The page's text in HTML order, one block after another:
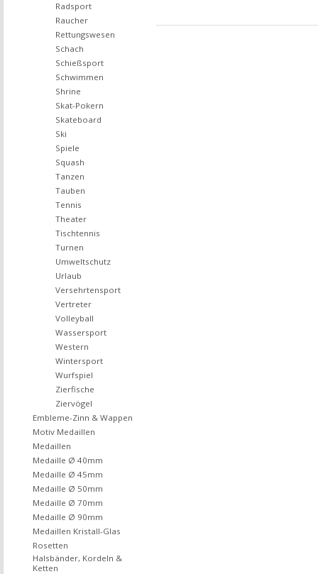
Radsport
Raucher
Rettungswesen
Schach
Schießsport
Schwimmen
Shrine
Skat-Pokern
Skateboard
Ski
Spiele
Squash
Tanzen
Tauben
Tennis
Theater
Tischtennis
Turnen
Umweltschutz
Urlaub
Versehrtensport
Vertreter
Volleyball
Wassersport
Western
Wintersport
Wurfspiel
Zierfische
Ziervögel
Embleme-Zinn & Wappen
Motiv Medaillen
Medaillen
Medaille Ø 40mm
Medaille Ø 45mm
Medaille Ø 50mm
Medaille Ø 70mm
Medaille Ø 90mm
Medaillen Kristall-Glas
Rosetten
Halsbänder, Kordeln &
Ketten